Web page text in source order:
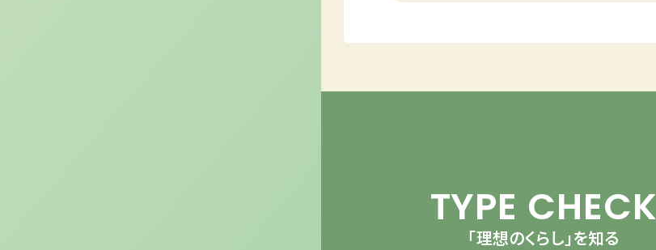
TYPE CHECK
「理想のくらし」を知る